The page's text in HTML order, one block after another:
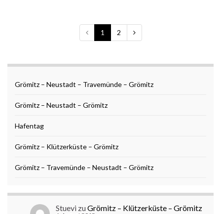
1 2
Grömitz – Neustadt – Travemünde – Grömitz
Grömitz – Neustadt – Grömitz
Hafentag
Grömitz – Klützerküste – Grömitz
Grömitz – Travemünde – Neustadt – Grömitz
Stuevi zuGrömitz – Klützerküste – Grömitz